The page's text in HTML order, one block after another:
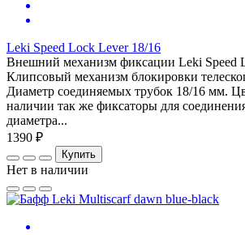
Leki Speed Lock Lever 18/16
Внешний механизм фиксации Leki Speed
Клипсовый механизм блокировки
Диаметр соединяемых трубок 18/16 мм.
наличии так же фиксаторы для
диаметра...
1390 ₽
Купить
Нет в наличии